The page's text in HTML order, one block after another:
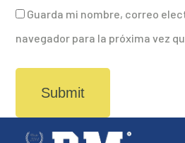
Guarda mi nombre, correo
navegador para la próxima vez